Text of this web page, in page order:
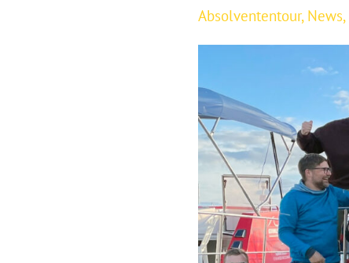
auch
nicht…)
Absolvententour, News,